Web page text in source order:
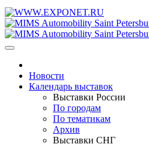
Новости
Календарь выставок
Выставки России
По городам
По тематикам
Архив
Выставки СНГ